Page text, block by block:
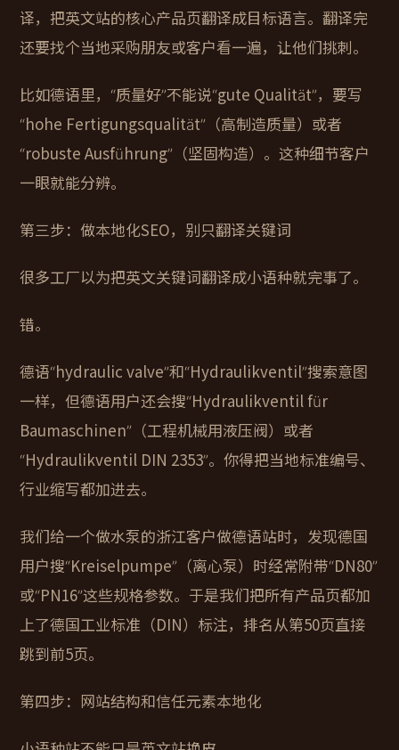
译，把英文站的核心产品页翻译成目标语言。翻译完
还要找个当地采购朋友或客户看一遍，让他们挑刺。
比如德语里，“质量好”不能说“gute Qualität”，要写
“hohe Fertigungsqualität”（高制造质量）或者
“robuste Ausführung”（坚固构造）。这种细节客户
一眼就能分辨。
第三步：做本地化SEO，别只翻译关键词
很多工厂以为把英文关键词翻译成小语种就完事了。
错。
德语“hydraulic valve”和“Hydraulikventil”搜索意图
一样，但德语用户还会搜“Hydraulikventil für
Baumaschinen”（工程机械用液压阀）或者
“Hydraulikventil DIN 2353”。你得把当地标准编号、
行业缩写都加进去。
我们给一个做水泵的浙江客户做德语站时，发现德国
用户搜“Kreiselpumpe”（离心泵）时经常附带“DN80”
或“PN16”这些规格参数。于是我们把所有产品页都加
上了德国工业标准（DIN）标注，排名从第50页直接
跳到前5页。
第四步：网站结构和信任元素本地化